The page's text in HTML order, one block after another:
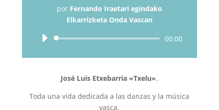
por Fernando Iraetari egindako
Elkarrizketa Onda Vascan
Reproductor
audio
00:00
José Luis Etxebarria «Txelu».
Toda una vida dedicada a las danzas y la música
vasca.